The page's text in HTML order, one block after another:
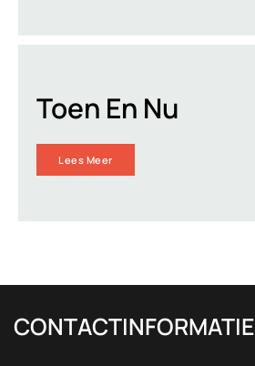
Toen En Nu
Lees Meer
CONTACTINFORMATIE